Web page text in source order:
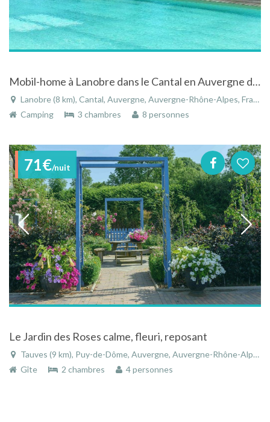
Mobil-home à Lanobre dans le Cantal en Auvergne dans camping avec piscine chauffée
Lanobre (8 km), Cantal, Auvergne, Auvergne-Rhône-Alpes, France
Camping
3 chambres 8 personnes
71€/nuit
Le Jardin des Roses calme, fleuri, reposant
Tauves (9 km), Puy-de-Dôme, Auvergne, Auvergne-Rhône-Alpes, France
Gîte
2 chambres 4 personnes